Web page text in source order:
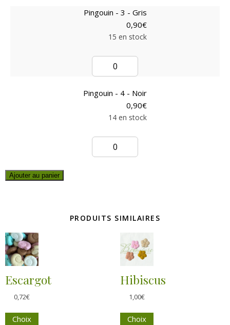
Pingouin - 3 - Gris
0,90€
15 en stock
Pingouin - 4 - Noir
0,90€
14 en stock
Ajouter au panier
PRODUITS SIMILAIRES
Escargot
0,72€
Choix
Hibiscus
1,00€
Choix